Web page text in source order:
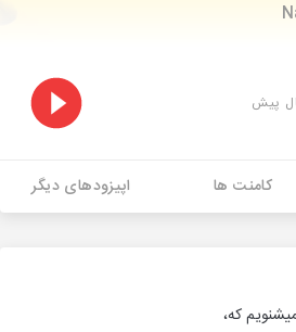
کامنت ها اپیزودهای دیگر
که،